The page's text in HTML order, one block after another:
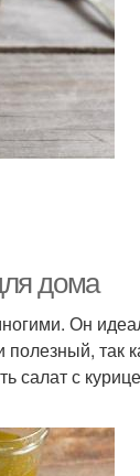
дома
Он
так
салат с